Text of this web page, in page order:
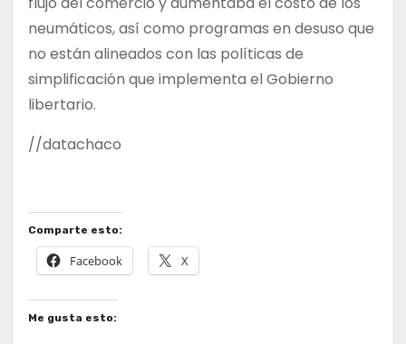
neumáticos, así como programas en desuso que
no están alineados con las políticas de
simplificación que implementa el Gobierno
libertario.
//datachaco
Comparte esto:
Facebook X
Me gusta esto: